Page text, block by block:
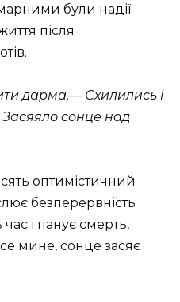
були надії
після
дарма,— Схилились і
Засяяло сонце над
оптимістичний
безперервність
час і панує смерть,
мине, сонце засяє